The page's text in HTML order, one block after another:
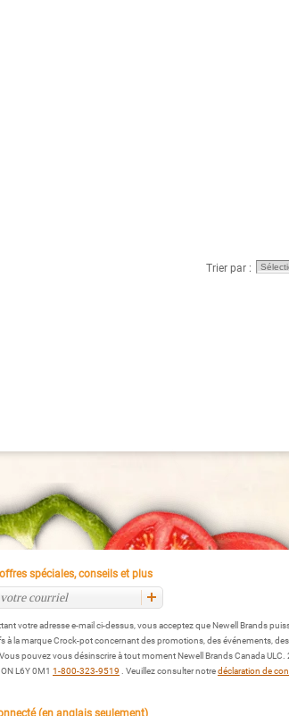
Trier par :
spéciales, conseils et plus
votre adresse e-mail ci-dessus, vous acceptez que Newell Brands
à la marque Crock-pot concernant des promotions, des événements,
pouvez vous désinscrire à tout moment Newell Brands Canada ULC.
L6Y 0M1 1-800-323-9519 . Veuillez consulter notredéclaration de
(en anglais seulement)